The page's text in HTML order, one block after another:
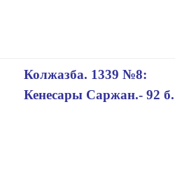
Колжазба. 1339 №8:
Кенесары Саржан.- 92 б.